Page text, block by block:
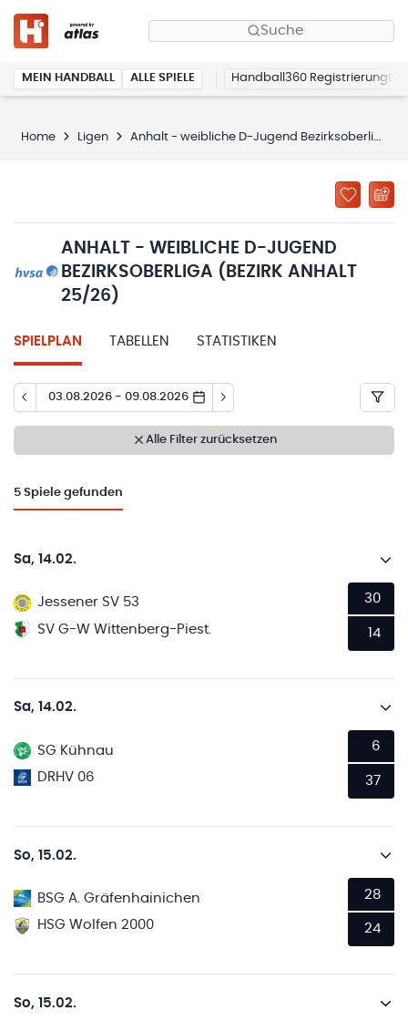
Suche
MEIN HANDBALL ALLE SPIELE Handball360 Registrierung
Home Ligen Anhalt - weibliche D-Jugend Bezirksoberliga (Bezirk Anhalt 25/26)
ANHALT - WEIBLICHE D-JUGEND
BEZIRKSOBERLIGA (BEZIRK ANHALT
25/26)
SPIELPLAN TABELLEN STATISTIKEN
03.08.2026 - 09.08.2026
Alle Filter zurücksetzen
5 Spiele gefunden
Sa, 14.02.
Jessener SV 53
SV G-W Wittenberg-Piest.
30
14
Sa, 14.02.
SG Kühnau
DRHV 06
6
37
So, 15.02.
BSG A. Gräfenhainichen
HSG Wolfen 2000
28
24
So, 15.02.